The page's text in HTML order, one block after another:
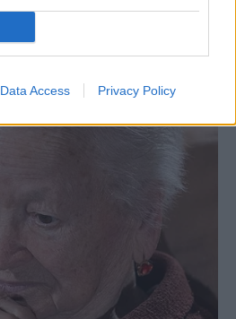
Data Access Privacy Policy